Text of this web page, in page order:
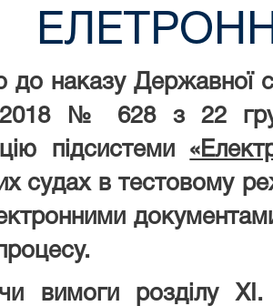
до наказу Державної
№ 628 з 22
підсистеми
судах в тестовому
вимоги розділуXI .